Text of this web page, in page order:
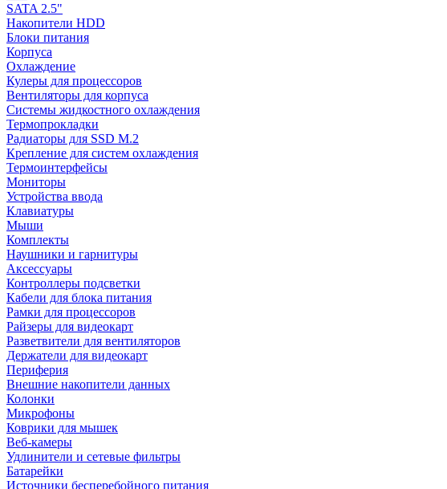
SATA 2.5"
Накопители HDD
Блоки питания
Корпуса
Охлаждение
Кулеры для процессоров
Вентиляторы для корпуса
Системы жидкостного охлаждения
Термопрокладки
Радиаторы для SSD M.2
Крепление для систем охлаждения
Термоинтерфейсы
Мониторы
Устройства ввода
Клавиатуры
Мыши
Комплекты
Наушники и гарнитуры
Аксессуары
Контроллеры подсветки
Кабели для блока питания
Рамки для процессоров
Райзеры для видеокарт
Разветвители для вентиляторов
Держатели для видеокарт
Периферия
Внешние накопители данных
Колонки
Микрофоны
Коврики для мышек
Веб-камеры
Удлинители и сетевые фильтры
Батарейки
Источники бесперебойного питания